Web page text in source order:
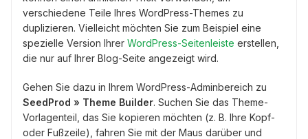
verschiedene Teile Ihres WordPress-Themes zu
duplizieren. Vielleicht möchten Sie zum Beispiel eine
spezielle Version Ihrer WordPress-Seitenleiste erstellen,
die nur auf Ihrer Blog-Seite angezeigt wird.
Gehen Sie dazu in Ihrem WordPress-Adminbereich zu
SeedProd » Theme Builder. Suchen Sie das Theme-
Vorlagenteil, das Sie kopieren möchten (z. B. Ihre Kopf-
oder Fußzeile), fahren Sie mit der Maus darüber und